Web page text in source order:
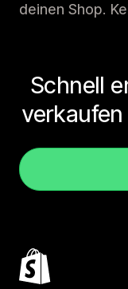
deinen Shop.
Schnell